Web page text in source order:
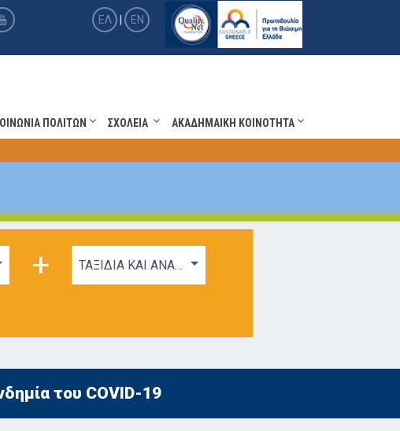
ΕΛ EN
ΠΟΛΙΤΩΝ ΣΧΟΛΕΙΑ ΑΚΑΔΗΜΑΙΚΗ ΚΟΙΝΟΤΗΤΑ
+ ΤΑΞΙΔΙΑ ΚΑΙ ΑΝΑΨΥΧΗ
του COVID-19